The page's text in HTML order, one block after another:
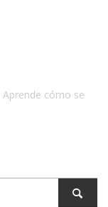
Aprende cómo se